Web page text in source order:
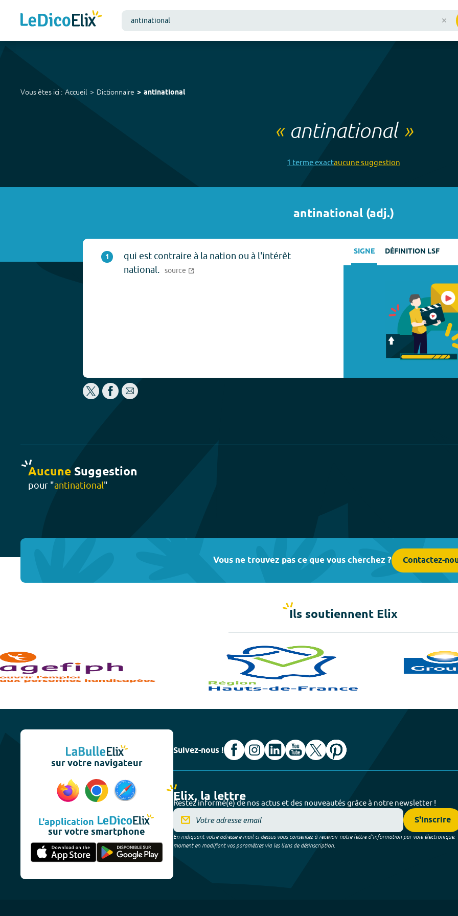
Vous êtes ici : Accueil Dictionnaire antinational
« antinational»
1 termeexactaucunesuggestion
antinational(adj.)
1
qui est contraire à la nation ou à l'intérêt
national. source
SIGNE DÉFINITION LSF
Aucune Suggestion
pour "antinational"
Vous ne trouvez pas ce que vous cherchez ? Contactez-
Ils soutiennent Elix
sur votre navigateur
L'application
sur votre smartphone
Suivez-nous !
Elix, la lettre
Restez informé(e) de nos actus et des nouveautés grâce à notre newsletter !
S'inscrire
En indiquant votre adresse e-mail ci-dessus vous consentez à recevoir notre lettre d’information par voie électronique.
moment en modifiant vos paramètres via les liens de désinscription.